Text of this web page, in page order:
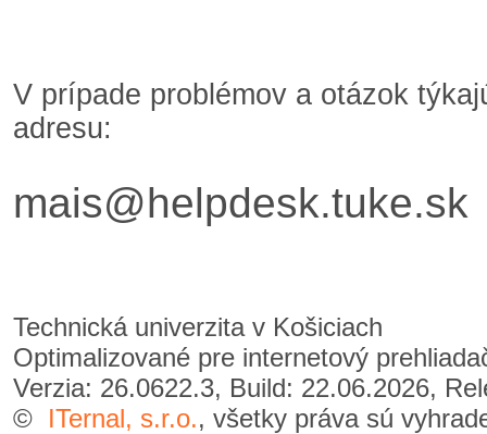
V prípade problémov a otázok
adresu:
mais@helpdesk.tuke.sk
Technická univerzita v Košiciach
Optimalizované pre internetový
Verzia: 26.0622.3, Build: 22.06.2026,
© ITernal, s.r.o., všetky práva sú